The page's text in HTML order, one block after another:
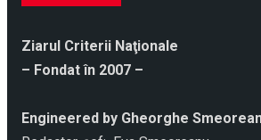
Ziarul Criterii Naţionale
– Fondat în 2007 –
Engineered by Gheorghe